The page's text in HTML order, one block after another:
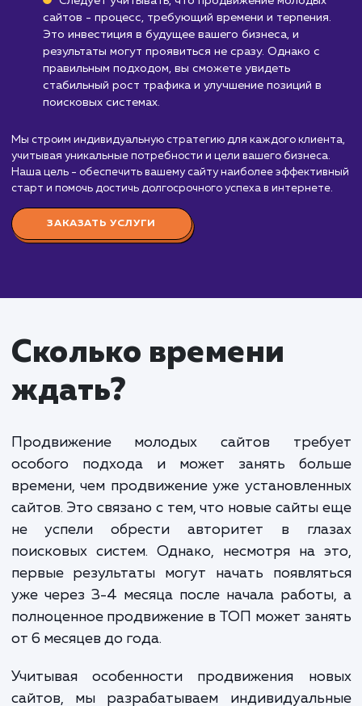
Стоимость
молодых сайтов
от 35 000 ₽
Стоимость услуги "Продвижение молодых
начинается от 35 000 рублей в месяц. Эта услуга
идеально подходит для вновь созданных или
запущенных сайтов, которые ещё не успели
молодыми сайтами. Это включает в себя
аудит сайта, оптимизацию контента и структуры,
также стратегическое построение обратных
для повышения авторитета сайта.
Следует учитывать, что продвижение молодых
сайтов - процесс, требующий времени и
Это инвестиция в будущее вашего бизнеса, и
результаты могут проявиться не сразу. Однако с
стабильный рост трафика и улучшение позиций в
поисковых системах.
Мы строим индивидуальную стратегию для каждого
учитывая уникальные потребности и цели вашего
Наша цель - обеспечить вашему сайту наиболее
ЗАКАЗАТЬ УСЛУГИ